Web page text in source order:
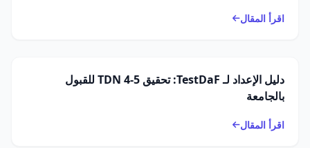
اقرأ المقال
دليل الإعداد لـ TestDaF: تحقيق TDN 4-5 للقبول
بالجامعة
اقرأ المقال